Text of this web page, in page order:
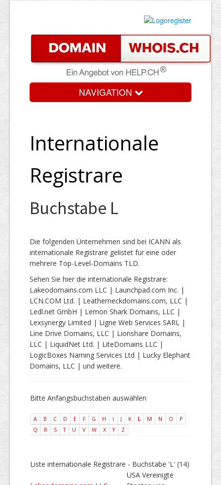
NAVIGATION
Internationale
Registrare
Buchstabe L
Die folgenden Unternehmen sind bei ICANN als
internationale Registrare gelistet für eine oder
mehrere Top-Level-Domains TLD.
Sehen Sie hier die internationale Registrare:
Lakeodomains.com LLC | Launchpad.com Inc. |
LCN.COM Ltd. | Leatherneckdomains.com, LLC |
Ledl.net GmbH | Lemon Shark Domains, LLC |
Lexsynergy Limited | Ligne Web Services SARL |
Line Drive Domains, LLC | Lionshare Domains,
LLC | LiquidNet Ltd. | LiteDomains LLC |
LogicBoxes Naming Services Ltd | Lucky Elephant
Domains, LLC | und weitere.
Bitte Anfangsbuchstaben auswählen
A B C D E F G H I J K L M N O
P
Q
R S T U V W X Y Z
Liste internationale Registrare - Buchstabe 'L' (14)
USA Vereinigte